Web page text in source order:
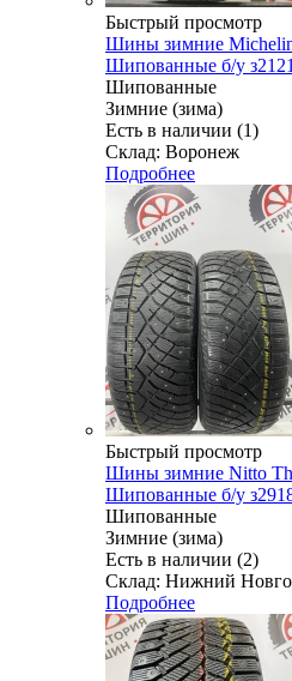
Быстрый просмотр
Шины зимние
Шипованные б/у з2121
Шипованные
Зимние (зима)
Есть в наличии (1)
Склад: Воронеж
Подробнее
Быстрый просмотр
Шины зимние Nitto
Шипованные б/у
Шипованные
Зимние (зима)
Есть в наличии (2)
Склад: Нижний
Подробнее